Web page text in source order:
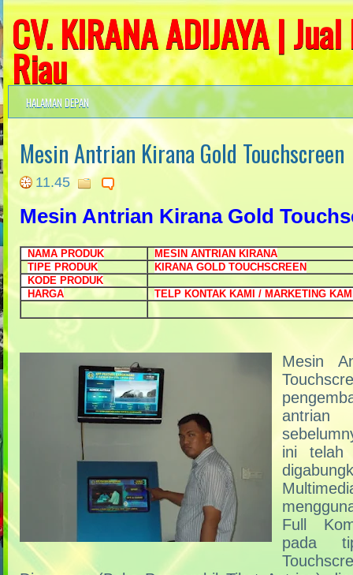
CV. KIRANA ADIJAYA |
Riau
PENJUALAN - SERVICE
Mesin Antrian Bank , Papan
Text, Running Teks, Mesin
Bahasa , TV Promosi /
Faksimille , Alarm Sistem ,
FINGERPRINT , Access
HALAMAN DEPAN
Mesin Antrian Kirana Gold Touchscreen
11.45
Mesin Antrian Kirana Gold
NAMA PRODUK
MESIN ANTRIAN KIRANA
TIPE PRODUK
KIRANA GOLD TOUCHSCREEN
KODE PRODUK
HARGA
TELP KONTAK KAMI / MARKETING
Mesin
ini telah
Full
pada